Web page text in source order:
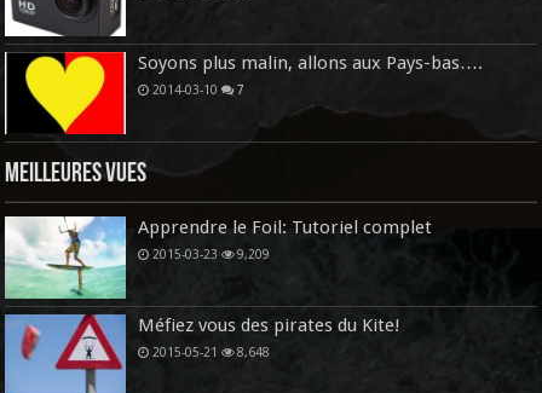
Soyons plus malin, allons aux Pays-bas….
2014-03-10 7
Meilleures vues
Apprendre le Foil: Tutoriel complet
2015-03-23 9,209
Méfiez vous des pirates du Kite!
2015-05-21 8,648